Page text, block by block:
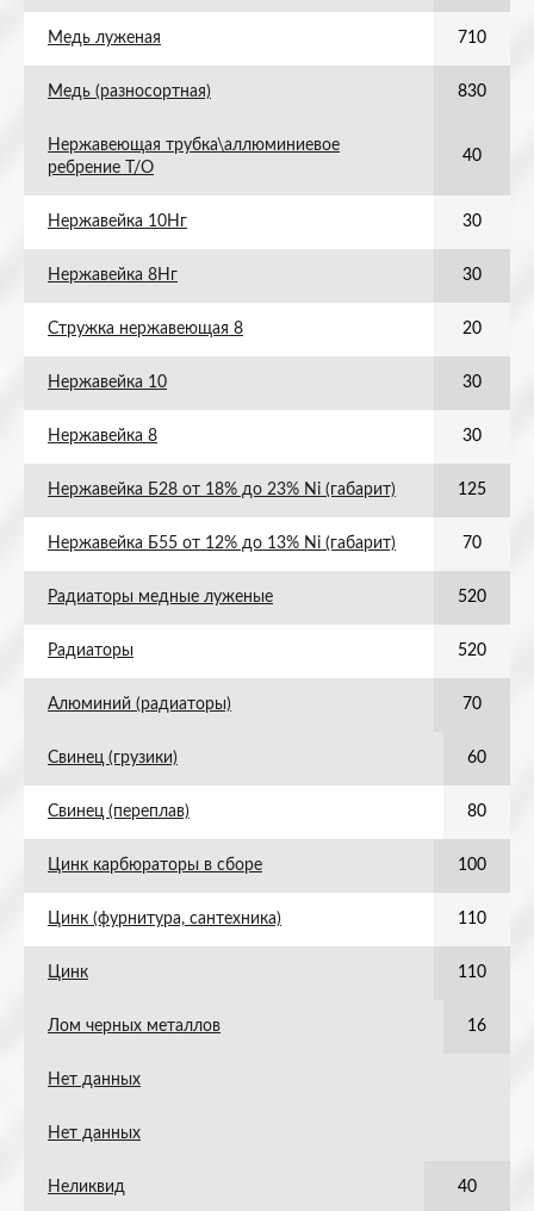
Медь луженая 710
Медь (разносортная) 830
Нержавеющая трубка\аллюминиевое
ребрение Т/О
40
Нержавейка 10Нг 30
Нержавейка 8Нг 30
Стружка нержавеющая 8 20
Нержавейка 10 30
Нержавейка 8 30
Нержавейка Б28 от 18% до 23% Ni (габарит) 125
Нержавейка Б55 от 12% до 13% Ni (габарит) 70
Радиаторы медные луженые 520
Радиаторы 520
Алюминий (радиаторы) 70
Свинец (грузики) 60
Свинец (переплав) 80
Цинк карбюраторы в сборе 100
Цинк (фурнитура, сантехника) 110
Цинк 110
Лом черных металлов 16
Нет данных
Нет данных
Неликвид 40